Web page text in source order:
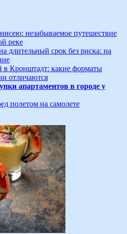
незабываемое путешествие
реке
длительный срок без риска: на
в Кронштадт: какие форматы
отличаются
апартаментов в городе у
полетом на самолете